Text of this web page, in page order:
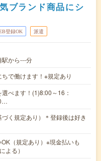
ブランド商品にシ
登録OK 派遣
駅から---分
で働けます！※規定あり
べます！(1)8:00～16：
づく規定あり）＊登録後は好き
（規定あり）※現金払いも
よる）